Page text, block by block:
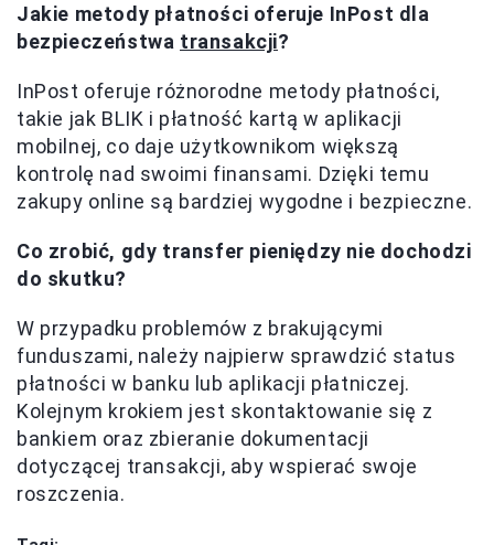
Jakie metody płatności oferuje InPost dla
bezpieczeństwa transakcji?
InPost oferuje różnorodne metody płatności,
takie jak BLIK i płatność kartą w aplikacji
mobilnej, co daje użytkownikom większą
kontrolę nad swoimi finansami. Dzięki temu
zakupy online są bardziej wygodne i bezpieczne.
Co zrobić, gdy transfer pieniędzy nie dochodzi
do skutku?
W przypadku problemów z brakującymi
funduszami, należy najpierw sprawdzić status
płatności w banku lub aplikacji płatniczej.
Kolejnym krokiem jest skontaktowanie się z
bankiem oraz zbieranie dokumentacji
dotyczącej transakcji, aby wspierać swoje
roszczenia.